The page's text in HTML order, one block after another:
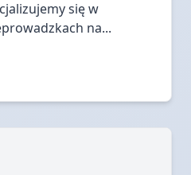
się w
na...